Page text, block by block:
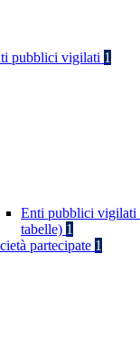
pubblici vigilati 1
Enti pubblici vigilati
tabelle) 1
partecipate 1